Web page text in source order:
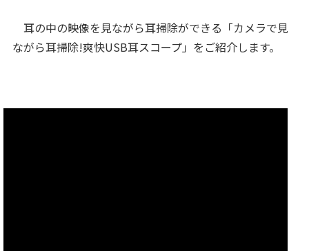
耳の中の映像を見ながら耳掃除ができる「カメラで見
ながら耳掃除!爽快USB耳スコープ」をご紹介します。